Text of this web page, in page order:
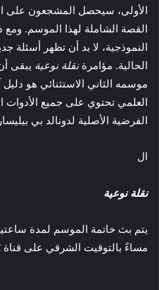
الأولى، سيحصل المشجعون على
القصة الشاملة لهذا الموسم. ومع
النموذجية، لا بد أن تظهر أسئلة
الحالية. مؤامرةنقلة نوعية يبقى
موسمه الثاني الاستثنائي هو
العلمي تحتوي على جميع الأدوات
الفرضية الأصلية لدونالد بي
ال
نقلة نوعية
مساءً بالتوقيت الشرقي على قناة NBC.